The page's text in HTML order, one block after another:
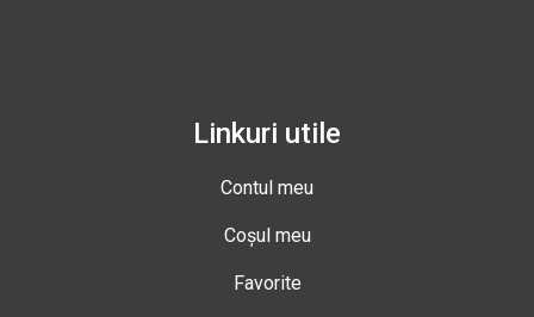
Linkuri utile
Contul meu
Coșul meu
Favorite